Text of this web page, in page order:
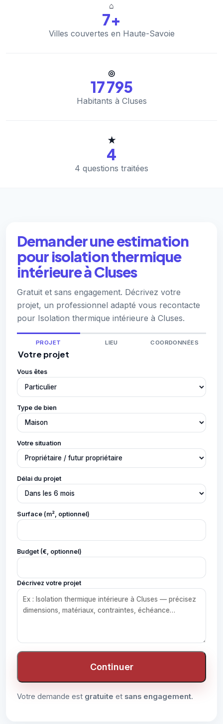
⌂
7+
Villes couvertes en Haute-Savoie
◎
17 795
Habitants à Cluses
★
4
4 questions traitées
Demander une estimation
pour isolation thermique
intérieure à Cluses
Gratuit et sans engagement. Décrivez votre
projet, un professionnel adapté vous recontacte
pour Isolation thermique intérieure à Cluses.
PROJET LIEU COORDONNÉES
Votre projet
Vous êtes
Type de bien
Votre situation
Délai du projet
Surface (m², optionnel)
Budget (€, optionnel)
Décrivez votre projet
Continuer
Votre demande est gratuite et sans engagement.